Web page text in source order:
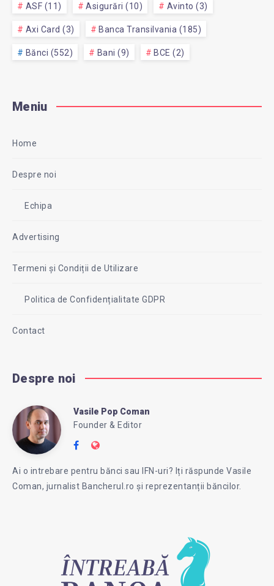
ASF (11) Asigurări (10) Avinto (3)
Axi Card (3) Banca Transilvania (185)
Bănci (552) Bani (9) BCE (2)
Meniu
Home
Despre noi
Echipa
Advertising
Termeni și Condiții de Utilizare
Politica de Confidențialitate GDPR
Contact
Despre noi
Vasile
Pop
Vasile Pop Coman
Founder & Editor
Follow
on
Website:
Ai o intrebare pentru bănci sau IFN-uri? Iți răspunde Vasile
Coman, jurnalist Bancherul.ro și reprezentanții băncilor.